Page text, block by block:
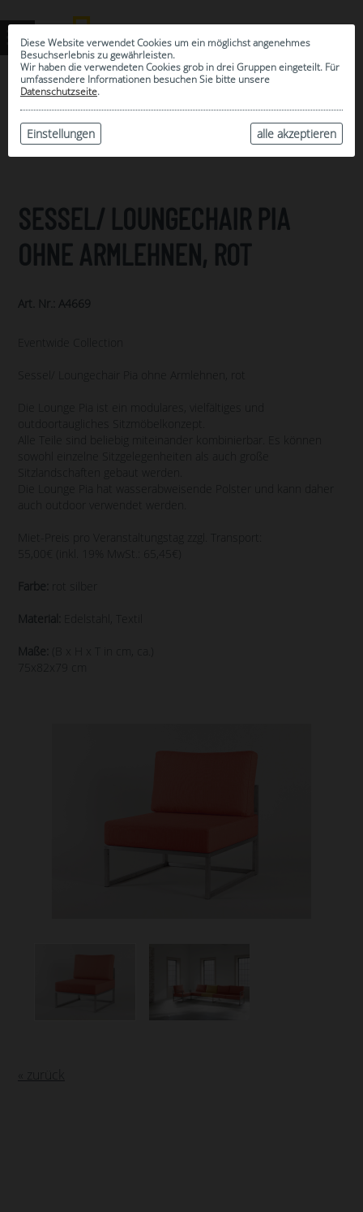
Diese Website verwendet Cookies um ein möglichst angenehmes
Besuchserlebnis zu gewährleisten.
Wir haben die verwendeten Cookies grob in drei Gruppen eingeteilt. Für
umfassendere Informationen besuchen Sie bitte unsere
Datenschutzseite.
alle akzeptieren
Einstellungen
ARCHIV
SESSEL/ LOUNGECHAIR PIA
OHNE ARMLEHNEN, ROT
Art. Nr.: A4669
Eventwide Collection
Sessel/ Loungechair Pia ohne Armlehnen, rot
Die Lounge Pia ist ein modulares, vielfältiges und
outdoortaugliches Sitzmöbelkonzept.
Alle Teile sind beliebig miteinander kombinierbar. Es können
sowohl einzelne Sitzgelegenheiten als auch große
Sitzlandschaften gebaut werden.
Die Lounge Pia hat wasserabweisende Polster und kann daher
auch outdoor verwendet werden.
Miet-Preis pro Veranstaltungstag zzgl. Transport:
55,00€ (inkl. 19% MwSt.: 65,45€)
Farbe:
Material: Edelstahl, Textil
Maße:
(B x H x T in cm, ca.)
75x82x79 cm
« zurück